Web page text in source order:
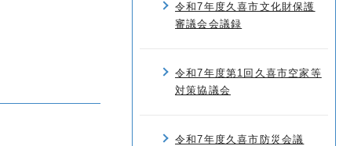
令和7年度久喜市文化財保護
審議会会議録
令和7年度第1回久喜市空家等
対策協議会
令和7年度久喜市防災会議